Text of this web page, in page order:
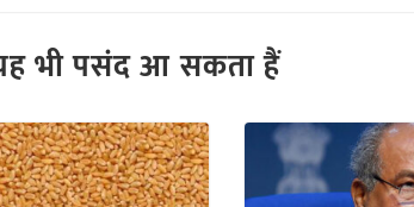
भी पसंद आ सकता हैं